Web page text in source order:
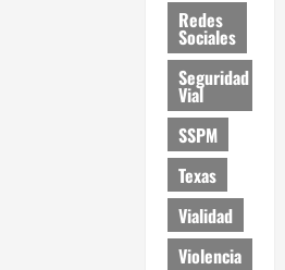
Redes
Sociales
Seguridad
Vial
SSPM
Texas
Vialidad
Violencia